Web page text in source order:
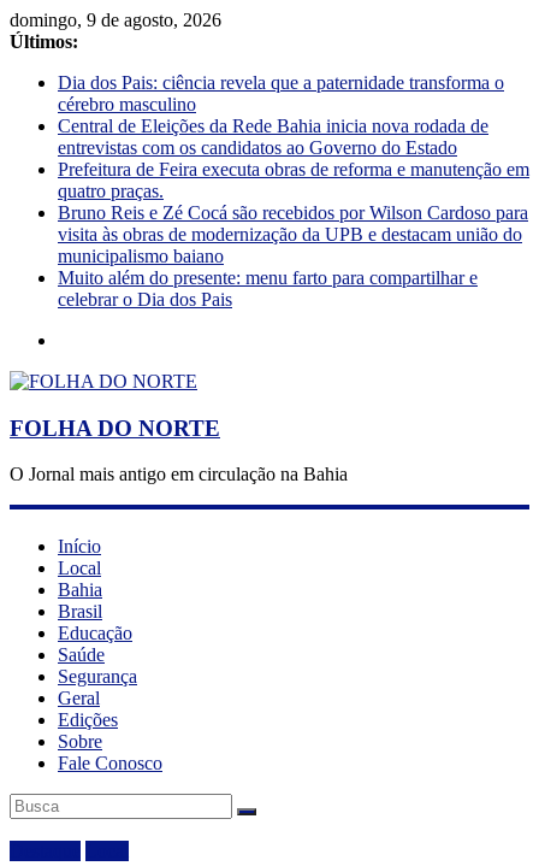
domingo, 9 de agosto, 2026
Últimos:
Dia dos Pais: ciência revela que a paternidade transforma o
cérebro masculino
Central de Eleições da Rede Bahia inicia nova rodada de
entrevistas com os candidatos ao Governo do Estado
Prefeitura de Feira executa obras de reforma e manutenção em
quatro praças.
Bruno Reis e Zé Cocá são recebidos por Wilson Cardoso para
visita às obras de modernização da UPB e destacam união do
municipalismo baiano
Muito além do presente: menu farto para compartilhar e
celebrar o Dia dos Pais
FOLHA DO NORTE
O Jornal mais antigo em circulação na Bahia
Início
Local
Bahia
Brasil
Educação
Saúde
Segurança
Geral
Edições
Sobre
Fale Conosco